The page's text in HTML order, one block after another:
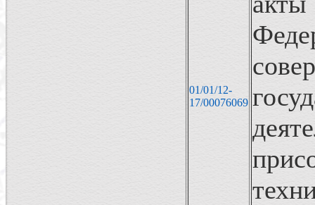
01/01/12-
17/00076069